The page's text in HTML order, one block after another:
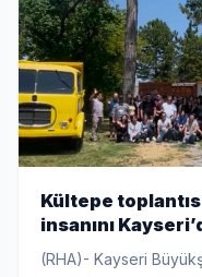
Kültepe
insanını
(RHA)- Kayseri